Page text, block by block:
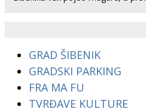
GRAD ŠIBENIK
GRADSKI PARKING
FRA MA FU
TVRĐAVE KULTURE